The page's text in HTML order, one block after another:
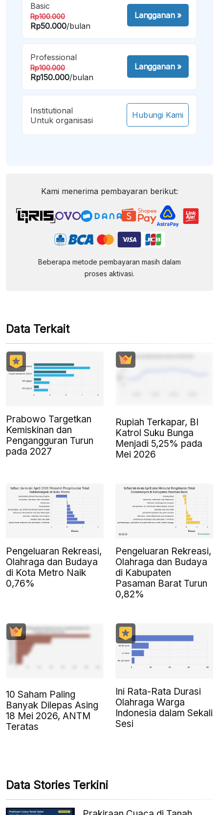
Basic
Rp100.000
Rp50.000/bulan
Langganan»
Professional
Rp100.000
Rp150.000/bulan
Langganan»
Institutional
Untuk organisasi
Hubungi Kami
Kami menerima pembayaran berikut:
Beberapa metode pembayaran masih dalam
proses aktivasi.
Data Terkait
Prabowo Targetkan
Kemiskinan dan
Pengangguran Turun
pada 2027
Rupiah Terkapar, BI
Katrol Suku Bunga
Menjadi 5,25% pada
Mei 2026
Pengeluaran Rekreasi,
Olahraga dan Budaya
di Kota Metro Naik
0,76%
Pengeluaran Rekreasi,
Olahraga dan Budaya
di Kabupaten
Pasaman Barat Turun
0,82%
10 Saham Paling
Banyak Dilepas Asing
18 Mei 2026, ANTM
Teratas
Ini Rata-Rata Durasi
Olahraga Warga
Indonesia dalam Sekali
Sesi
Data Stories Terkini